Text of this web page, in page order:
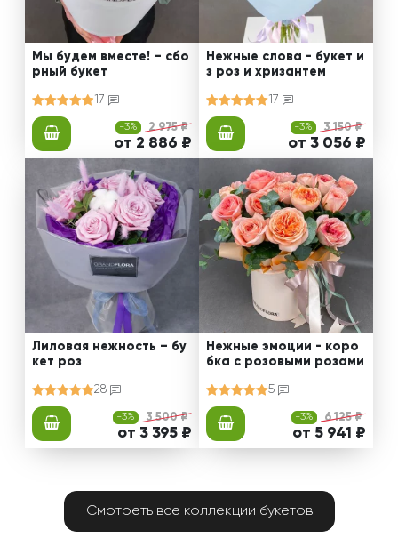
Мы будем вместе! – сбо
рный букет
17
-3% 2 975 ₽
от 2 886 ₽
Нежные слова - букет и
з роз и хризантем
17
-3% 3 150 ₽
от 3 056 ₽
Лиловая нежность – бу
кет роз
28
-3% 3 500 ₽
от 3 395 ₽
Нежные эмоции - коро
бка с розовыми розами
5
-3% 6 125 ₽
от 5 941 ₽
Смотреть все коллекции букетов